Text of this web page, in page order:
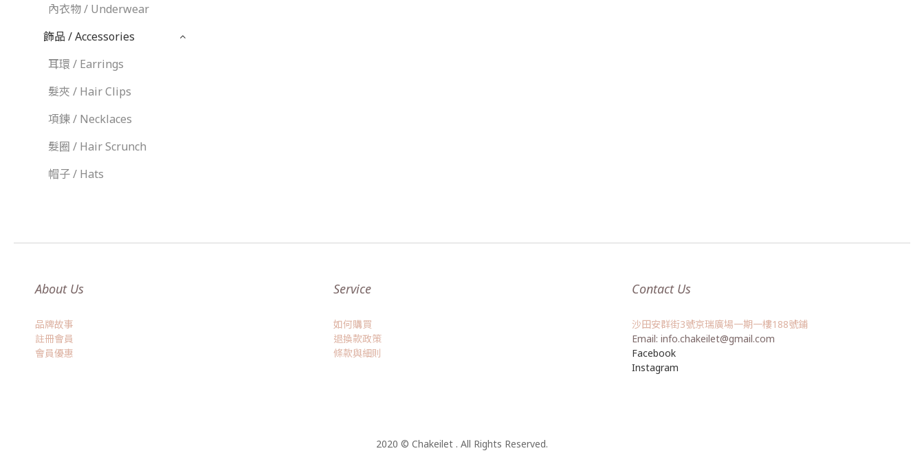
內衣物 / Underwear
飾品 / Accessories
耳環 / Earrings
髮夾 / Hair Clips
項鍊 / Necklaces
髮圈 / Hair Scrunch
帽子 / Hats
About Us
品牌故事
註冊會員
會員優惠
Service
如何購買
退換款政策
條款與細則
Contact Us
沙田安群街3號京瑞廣場一期一樓188號鋪
Email: info.chakeilet@gmail.com
Facebook
Instagram
2020 © Chakeilet . All Rights Reserved.